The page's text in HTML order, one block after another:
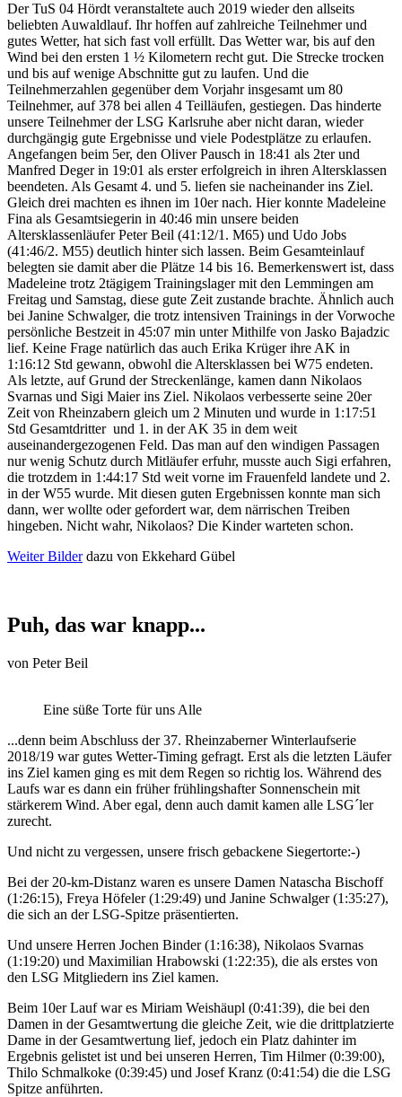
Der TuS 04 Hördt veranstaltete auch 2019 wieder den allseits
beliebten Auwaldlauf. Ihr hoffen auf zahlreiche Teilnehmer und
gutes Wetter, hat sich fast voll erfüllt. Das Wetter war, bis auf den
Wind bei den ersten 1 ½ Kilometern recht gut. Die Strecke trocken
und bis auf wenige Abschnitte gut zu laufen. Und die
Teilnehmerzahlen gegenüber dem Vorjahr insgesamt um 80
Teilnehmer, auf 378 bei allen 4 Teilläufen, gestiegen. Das hinderte
unsere Teilnehmer der LSG Karlsruhe aber nicht daran, wieder
durchgängig gute Ergebnisse und viele Podestplätze zu erlaufen.
Angefangen beim 5er, den Oliver Pausch in 18:41 als 2ter und
Manfred Deger in 19:01 als erster erfolgreich in ihren Altersklassen
beendeten. Als Gesamt 4. und 5. liefen sie nacheinander ins Ziel.
Gleich drei machten es ihnen im 10er nach. Hier konnte Madeleine
Fina als Gesamtsiegerin in 40:46 min unsere beiden
Altersklassenläufer Peter Beil (41:12/1. M65) und Udo Jobs
(41:46/2. M55) deutlich hinter sich lassen. Beim Gesamteinlauf
belegten sie damit aber die Plätze 14 bis 16. Bemerkenswert ist, dass
Madeleine trotz 2tägigem Trainingslager mit den Lemmingen am
Freitag und Samstag, diese gute Zeit zustande brachte. Ähnlich auch
bei Janine Schwalger, die trotz intensiven Trainings in der Vorwoche
persönliche Bestzeit in 45:07 min unter Mithilfe von Jasko Bajadzic
lief. Keine Frage natürlich das auch Erika Krüger ihre AK in
1:16:12 Std gewann, obwohl die Altersklassen bei W75 endeten.
Als letzte, auf Grund der Streckenlänge, kamen dann Nikolaos
Svarnas und Sigi Maier ins Ziel. Nikolaos verbesserte seine 20er
Zeit von Rheinzabern gleich um 2 Minuten und wurde in 1:17:51
Std Gesamtdritter und 1. in der AK 35 in dem weit
auseinandergezogenen Feld. Das man auf den windigen Passagen
nur wenig Schutz durch Mitläufer erfuhr, musste auch Sigi erfahren,
die trotzdem in 1:44:17 Std weit vorne im Frauenfeld landete und 2.
in der W55 wurde. Mit diesen guten Ergebnissen konnte man sich
dann, wer wollte oder gefordert war, dem närrischen Treiben
hingeben. Nicht wahr, Nikolaos? Die Kinder warteten schon.
Weiter Bilderdazu von Ekkehard Gübel
Puh, das war knapp...
von Peter Beil
Eine süße Torte für uns Alle
...denn beim Abschluss der 37. Rheinzaberner Winterlaufserie
2018/19 war gutes Wetter-Timing gefragt. Erst als die letzten Läufer
ins Ziel kamen ging es mit dem Regen so richtig los. Während des
Laufs war es dann ein früher frühlingshafter Sonnenschein mit
stärkerem Wind. Aber egal, denn auch damit kamen alle LSG´ler
zurecht.
Und nicht zu vergessen, unsere frisch gebackene Siegertorte:-)
Bei der 20-km-Distanz waren es unsere Damen Natascha Bischoff
(1:26:15), Freya Höfeler (1:29:49) und Janine Schwalger (1:35:27),
die sich an der LSG-Spitze präsentierten.
Und unsere Herren Jochen Binder (1:16:38), Nikolaos Svarnas
(1:19:20) und Maximilian Hrabowski (1:22:35), die als erstes von
den LSG Mitgliedern ins Ziel kamen.
Beim 10er Lauf war es Miriam Weishäupl (0:41:39), die bei den
Damen in der Gesamtwertung die gleiche Zeit, wie die drittplatzierte
Dame in der Gesamtwertung lief, jedoch ein Platz dahinter im
Ergebnis gelistet ist und bei unseren Herren, Tim Hilmer (0:39:00),
Thilo Schmalkoke (0:39:45) und Josef Kranz (0:41:54) die die LSG
Spitze anführten.